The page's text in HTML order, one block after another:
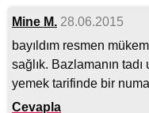
Mine M. 28.06.2015
bayıldım resmen
sağlık. Bazlamanın
yemek tarifinde bir
Cevapla